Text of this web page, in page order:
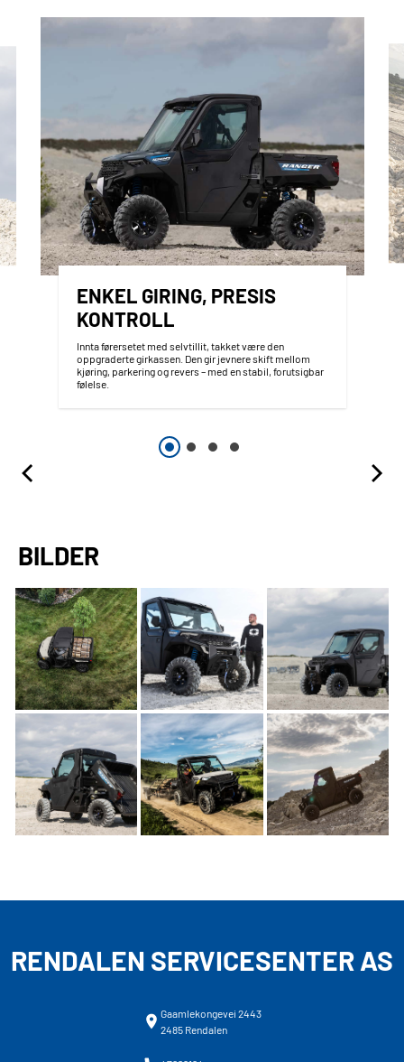
ENKEL GIRING, PRESIS
KONTROLL
Innta førersetet med selvtillit, takket være den
oppgraderte girkassen. Den gir jevnere skift mellom
kjøring, parkering og revers – med en stabil, forutsigbar
følelse.
BILDER
RENDALEN SERVICESENTER AS
Gaamlekongevei 2443
2485 Rendalen